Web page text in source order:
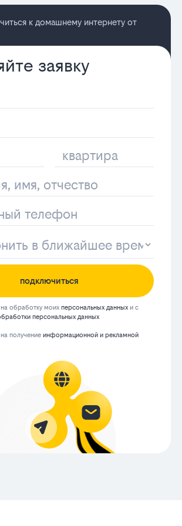
к домашнему интернету от
заявку
подключиться
на обработку моихперсональных данных и с
персональных данных
на получениеинформационной и рекламной